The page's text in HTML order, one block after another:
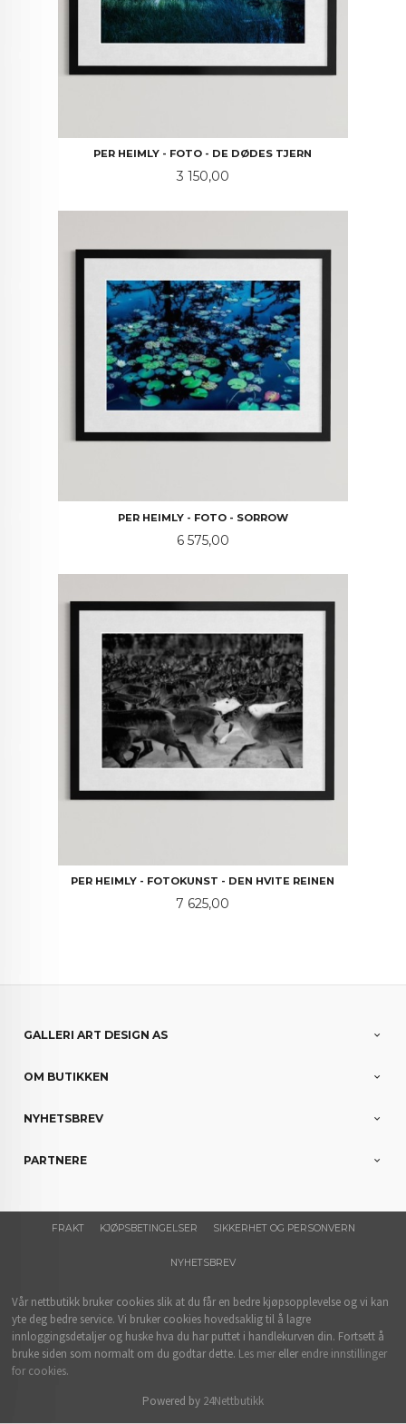
PER HEIMLY - FOTO - DE DØDES TJERN
Pris
3 150,00
PER HEIMLY - FOTO - SORROW
Pris
6 575,00
PER HEIMLY - FOTOKUNST - DEN HVITE REINEN
Pris
7 625,00
GALLERI ART DESIGN AS
OM BUTIKKEN
NYHETSBREV
PARTNERE
FRAKT KJØPSBETINGELSER SIKKERHET OG PERSONVERN
NYHETSBREV
Vår nettbutikk bruker cookies slik at du får en bedre kjøpsopplevelse og vi kan
yte deg bedre service. Vi bruker cookies hovedsaklig til å lagre
innloggingsdetaljer og huske hva du har puttet i handlekurven din. Fortsett å
bruke siden som normalt om du godtar dette. Les mer eller endre innstillinger
for cookies.
Powered by 24Nettbutikk